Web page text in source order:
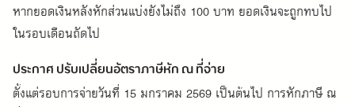
หากยอดเงินหลังหักส่วนแบ่งยังไม่ถึง 100 บาท ยอดเงินจะถูกทบไป
ในรอบเดือนถัดไป
ประกาศ ปรับเปลี่ยนอัตราภาษีหัก ณ ที่จ่าย
ตั้งแต่รอบการจ่ายวันที่ 15 มกราคม 2569 เป็นต้นไป การหักภาษี ณ